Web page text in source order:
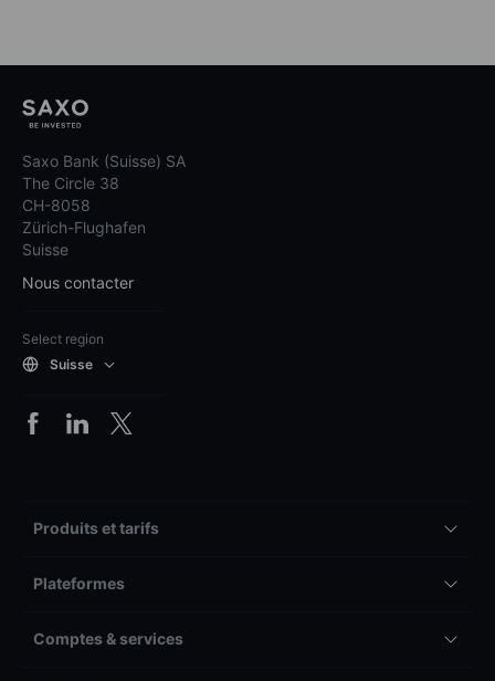
Saxo Bank (Suisse) SA
The Circle 38
CH-8058
Zürich-Flughafen
Suisse
Nous contacter
Select region
Suisse
Produits et tarifs
Plateformes
Comptes & services